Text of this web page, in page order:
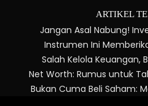
ARTIKEL
Jangan Asal Nabung!
Instrumen Ini
Salah Kelola Keuangan,
Net Worth: Rumus untuk
Bukan Cuma Beli Saham: